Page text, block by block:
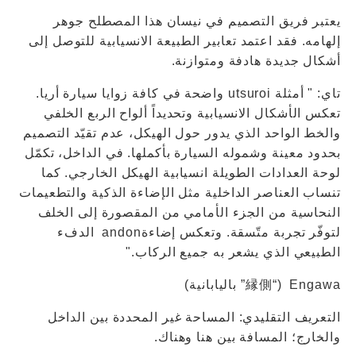
يعتبر فريق التصميم في نيسان هذا المصطلح جوهر
إلهامه. فقد اعتمد تعابير الطبيعة الانسيابية للتوصل إلى
أشكال جديدة هادفة ومتوازنة.
تاي: " أمثلة utsuroi واضحة في كافة زوايا سيارة أريا.
تعكس الأشكال الانسيابية وتحديداً ألواح الربع الخلفي
والخط الواحد الذي يدور حول الهيكل، عدم تقيّد التصميم
بحدود معينة وشموله السيارة بأكملها. في الداخل، تكمّل
لوحة العدادات الطويلة انسيابية الهيكل الخارجي. كما
تنساب العناصر الداخلية مثل الإضاءة الذكية والتطعيمات
النحاسية من الجزء الأمامي من المقصورة إلى الخلف
لتوفّر تجربة متّسقة. وتعكس إضاءةandon الدفء
الطبيعي الذي يشعر به جميع الركاب."
Engawa (“縁側” باليابانية)
التعريف التقليدي: المساحة غير المحددة بين الداخل
والخارج؛ المسافة بين هنا وهناك.